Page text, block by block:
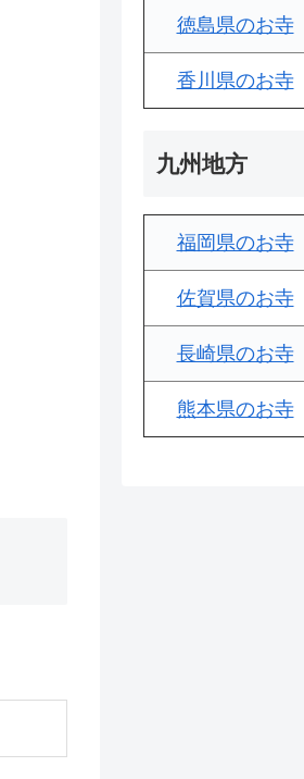
徳島県のお寺
香川県のお寺
九州地方
福岡県のお寺
佐賀県のお寺
長崎県のお寺
熊本県のお寺